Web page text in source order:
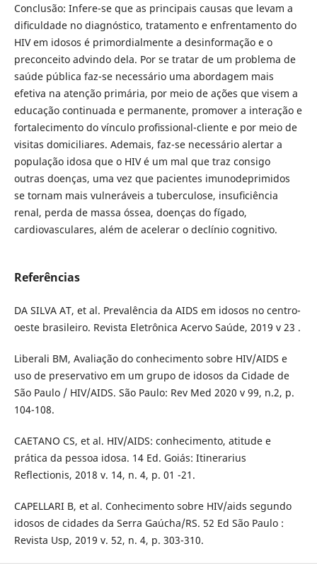
Conclusão: Infere-se que as principais causas que levam a
diﬁculdade no diagnóstico, tratamento e enfrentamento do
HIV em idosos é primordialmente a desinformação e o
preconceito advindo dela. Por se tratar de um problema de
saúde pública faz-se necessário uma abordagem mais
efetiva na atenção primária, por meio de ações que visem a
educação continuada e permanente, promover a interação e
fortalecimento do vínculo proﬁssional-cliente e por meio de
visitas domiciliares. Ademais, faz-se necessário alertar a
população idosa que o HIV é um mal que traz consigo
outras doenças, uma vez que pacientes imunodeprimidos
se tornam mais vulneráveis a tuberculose, insuﬁciência
renal, perda de massa óssea, doenças do fígado,
cardiovasculares, além de acelerar o declínio cognitivo.
Referências
DA SILVA AT, et al. Prevalência da AIDS em idosos no centro-
oeste brasileiro. Revista Eletrônica Acervo Saúde, 2019 v 23 .
Liberali BM, Avaliação do conhecimento sobre HIV/AIDS e
uso de preservativo em um grupo de idosos da Cidade de
São Paulo / HIV/AIDS. São Paulo: Rev Med 2020 v 99, n.2, p.
104-108.
CAETANO CS, et al. HIV/AIDS: conhecimento, atitude e
prática da pessoa idosa. 14 Ed. Goiás: Itinerarius
Reflectionis, 2018 v. 14, n. 4, p. 01 -21.
CAPELLARI B, et al. Conhecimento sobre HIV/aids segundo
idosos de cidades da Serra Gaúcha/RS. 52 Ed São Paulo :
Revista Usp, 2019 v. 52, n. 4, p. 303-310.